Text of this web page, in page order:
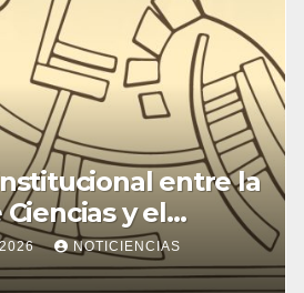
entre la
y el
Ciencia y
2026 NOTICIENCIAS